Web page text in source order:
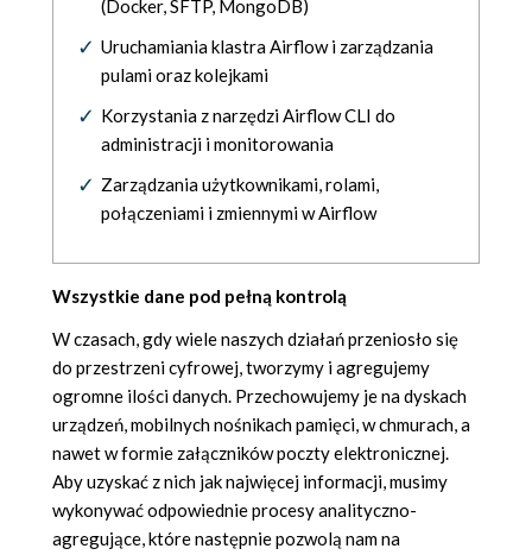
(Docker, SFTP, MongoDB)
Uruchamiania klastra Airflow i zarządzania
pulami oraz kolejkami
Korzystania z narzędzi Airflow CLI do
administracji i monitorowania
Zarządzania użytkownikami, rolami,
połączeniami i zmiennymi w Airflow
Wszystkie dane pod pełną kontrolą
W czasach, gdy wiele naszych działań przeniosło się
do przestrzeni cyfrowej, tworzymy i agregujemy
ogromne ilości danych. Przechowujemy je na dyskach
urządzeń, mobilnych nośnikach pamięci, w chmurach, a
nawet w formie załączników poczty elektronicznej.
Aby uzyskać z nich jak najwięcej informacji, musimy
wykonywać odpowiednie procesy analityczno-
agregujące, które następnie pozwolą nam na